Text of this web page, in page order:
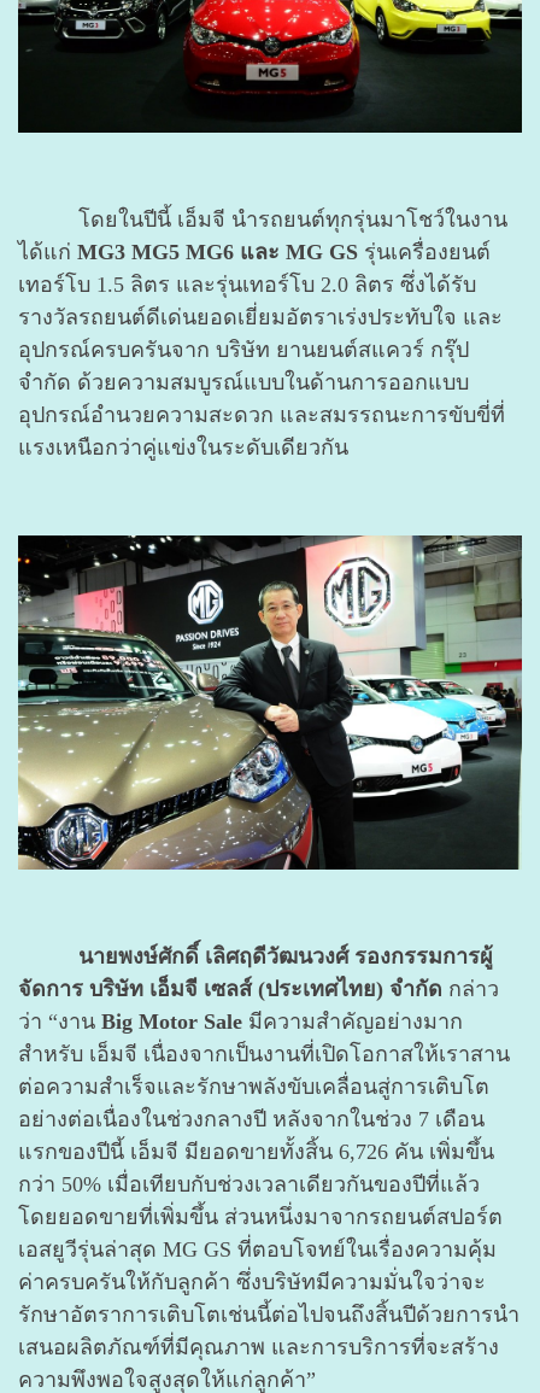
โดยในปีนี้ เอ็มจี นำรถยนต์ทุกรุ่นมาโชว์ในงาน
ได้แก่ MG3 MG5 MG6 และ MG GS รุ่นเครื่องยนต์
เทอร์โบ 1.5 ลิตร และรุ่นเทอร์โบ 2.0 ลิตร ซึ่งได้รับ
รางวัลรถยนต์ดีเด่นยอดเยี่ยมอัตราเร่งประทับใจ และ
อุปกรณ์ครบครันจาก บริษัท ยานยนต์สแควร์ กรุ๊ป
จำกัด ด้วยความสมบูรณ์แบบในด้านการออกแบบ
อุปกรณ์อำนวยความสะดวก และสมรรถนะการขับขี่ที่
แรงเหนือกว่าคู่แข่งในระดับเดียวกัน
นายพงษ์ศักดิ์ เลิศฤดีวัฒนวงศ์ รองกรรมการผู้
จัดการ บริษัท เอ็มจี เซลส์ (ประเทศไทย) จำกัด กล่าว
ว่า “งาน Big Motor Sale มีความสำคัญอย่างมาก
สำหรับ เอ็มจี เนื่องจากเป็นงานที่เปิดโอกาสให้เราสาน
ต่อความสำเร็จและรักษาพลังขับเคลื่อนสู่การเติบโต
อย่างต่อเนื่องในช่วงกลางปี หลังจากในช่วง 7 เดือน
แรกของปีนี้ เอ็มจี มียอดขายทั้งสิ้น 6,726 คัน เพิ่มขึ้น
กว่า 50% เมื่อเทียบกับช่วงเวลาเดียวกันของปีที่แล้ว
โดยยอดขายที่เพิ่มขึ้น ส่วนหนึ่งมาจากรถยนต์สปอร์ต
เอสยูวีรุ่นล่าสุด MG GS ที่ตอบโจทย์ในเรื่องความคุ้ม
ค่าครบครันให้กับลูกค้า ซึ่งบริษัทมีความมั่นใจว่าจะ
รักษาอัตราการเติบโตเช่นนี้ต่อไปจนถึงสิ้นปีด้วยการนำ
เสนอผลิตภัณฑ์ที่มีคุณภาพ และการบริการที่จะสร้าง
ความพึงพอใจสูงสุดให้แก่ลูกค้า”